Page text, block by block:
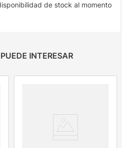
de stock al momento
INTERESAR